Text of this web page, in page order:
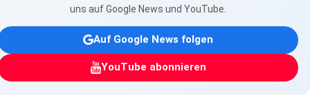
uns auf Google News und YouTube.
Auf Google News folgen
YouTube abonnieren